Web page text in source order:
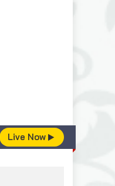
Live Now